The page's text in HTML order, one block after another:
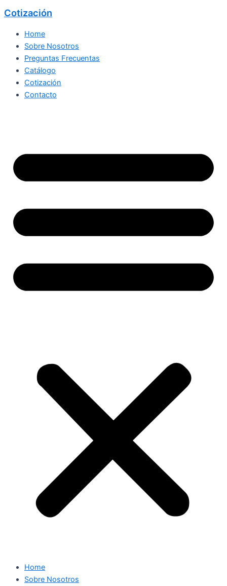
Cotización
Home
Sobre Nosotros
Preguntas Frecuentas
Catálogo
Cotización
Contacto
Home
Sobre Nosotros